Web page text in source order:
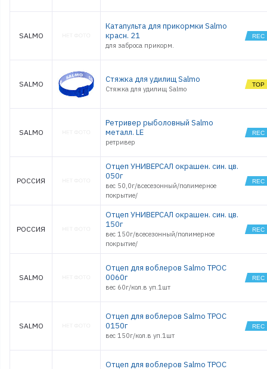
SALMO
Катапульта для прикормки Salmo
красн. 21
для заброса прикорм.
SALMO Стяжка для удилищ Salmo
Стяжка для удилищ Salmo
SALMO
Ретривер рыболовный Salmo
металл. LE
ретривер
РОССИЯ
Отцеп УНИВЕРСАЛ окрашен. син. цв.
050г
вес 50,0г/всесезонный/полимерное
покрытие/
РОССИЯ
Отцеп УНИВЕРСАЛ окрашен. син. цв.
150г
вес 150г/всесезонный/полимерное
покрытие/
SALMO
Отцеп для воблеров Salmo ТРОС
0060г
вес 60г/кол.в уп.1шт
SALMO
Отцеп для воблеров Salmo ТРОС
0150г
вес 150г/кол.в уп.1шт
Отцеп для воблеров Salmo ТРОС